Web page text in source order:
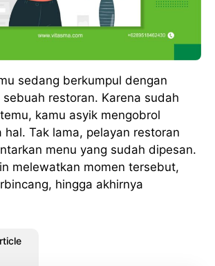
sedang berkumpul dengan
restoran. Karena sudah
kamu asyik mengobrol
hal. Tak lama, pelayan restoran
menu yang sudah dipesan.
melewatkan momen tersebut,
hingga akhirnya